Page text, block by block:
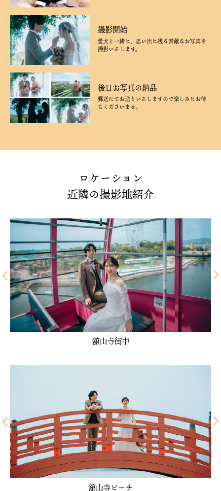
撮影開始
愛犬と一緒に、思い出に残る素敵なお写真を
撮影いたします。
後日お写真の納品
郵送にてお送りいたしますので楽しみにお待
ちくださいませ。
ロケーション
近隣の撮影地紹介
舘山寺街中
舘山寺ビーチ